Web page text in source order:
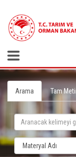
Arama Tam